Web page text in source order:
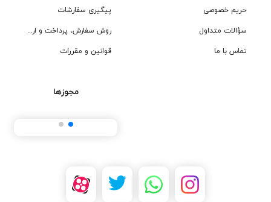
حریم خصوصی
سؤالات متداول
تماس با ما
پیگیری سفارشات
روش سفارش، پرداخت و ارسال
قوانین و مقررات
مجوزها